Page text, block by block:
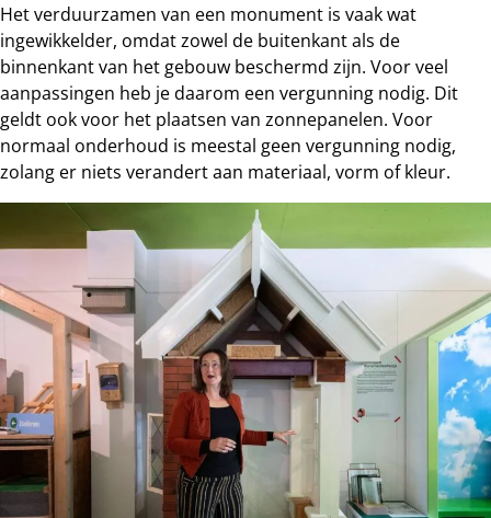
Het verduurzamen van een monument is vaak wat
ingewikkelder, omdat zowel de buitenkant als de
binnenkant van het gebouw beschermd zijn. Voor veel
aanpassingen heb je daarom een vergunning nodig. Dit
geldt ook voor het plaatsen van zonnepanelen. Voor
normaal onderhoud is meestal geen vergunning nodig,
zolang er niets verandert aan materiaal, vorm of kleur.